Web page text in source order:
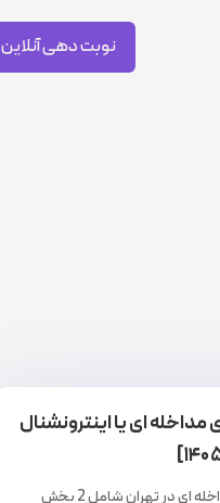
نوبت دهی آنلاین
مداخله ای یا اینترونشنال
هزینه رادیولوژی مداخله ای در تهران شامل 2 بخش